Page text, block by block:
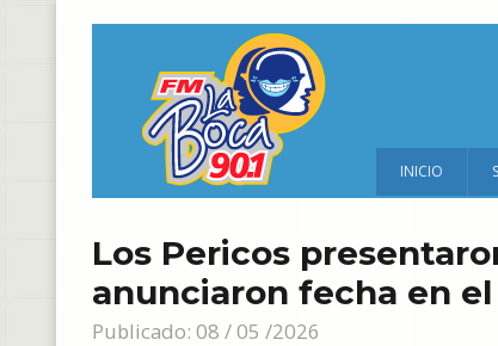
INICIO
Los Pericos
anunciaron fecha en
Publicado: 08 / 05 /2026